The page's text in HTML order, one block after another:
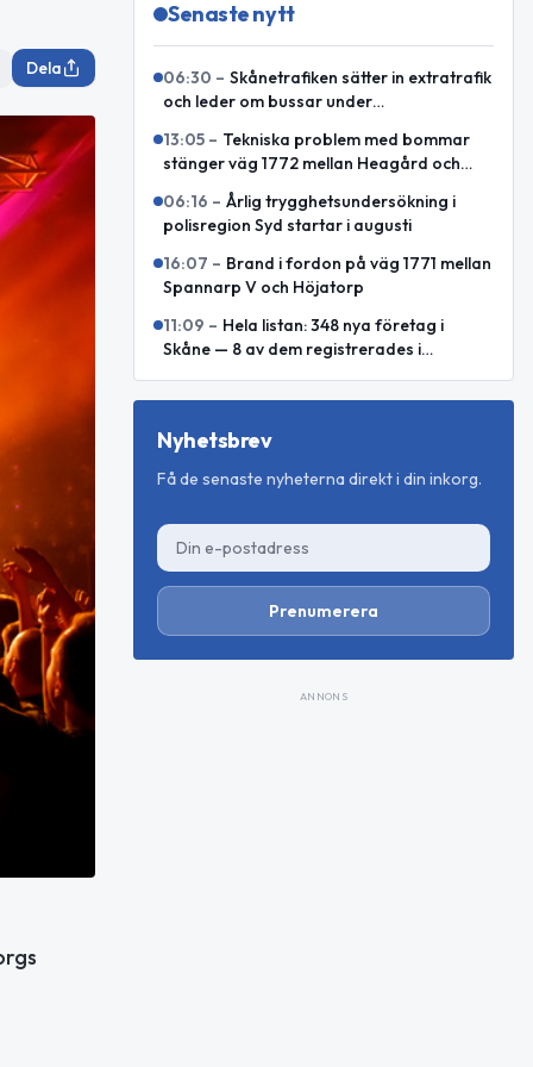
Dela
Senaste nytt
06:30 – Skånetrafiken sätter in extratrafik
och leder om bussar under
13:05 – Tekniska problem med bommar
stänger väg 1772 mellan Heagård och
Björnekulla hed
06:16 – Årlig trygghetsundersökning i
polisregion Syd startar i augusti
16:07 – Brand i fordon på väg 1771 mellan
Spannarp V och Höjatorp
11:09 – Hela listan: 348 nya företag i
Skåne — 8 av dem registrerades i
Nyhetsbrev
Få de senaste nyheterna direkt i din inkorg.
Prenumerera
ANNONS